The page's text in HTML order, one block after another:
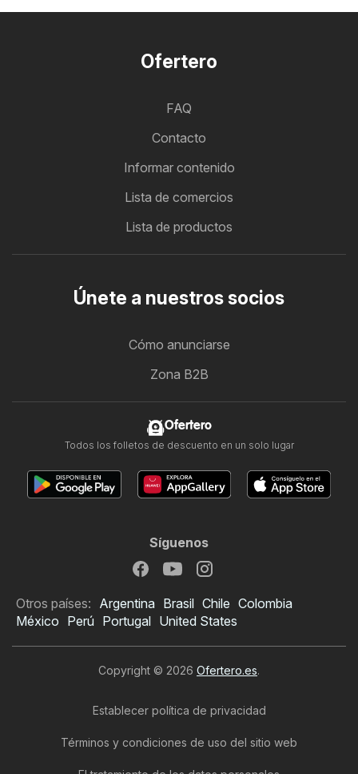
Ofertero
FAQ
Contacto
Informar contenido
Lista de comercios
Lista de productos
Únete a nuestros socios
Cómo anunciarse
Zona B2B
Ofertero
Todos los folletos de descuento en un solo lugar
Síguenos
Otros países: Argentina Brasil Chile Colombia
México Perú Portugal United States
Copyright © 2026 Ofertero.es.
Establecer política de privacidad
Términos y condiciones de uso del sitio web